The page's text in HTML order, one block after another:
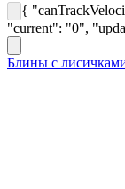
{
"current": "0",
Блины с